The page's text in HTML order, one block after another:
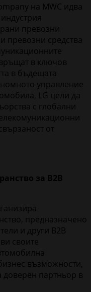
на MWC идва
превозни
превозни средства
в ключов
в бъдещата
управление
LG цели да
с глобални
от
за B2B
предназначено
и други B2B
своите
възможности,
доверен партньор в